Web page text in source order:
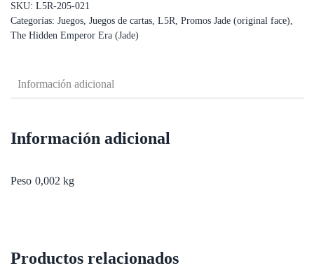
Otosan
Uchi
back)
SKU: L5R-205-021
Categorías: Juegos, Juegos de cartas, L5R, Promos Jade (original face),
The Hidden Emperor Era (Jade)
Información adicional
Información adicional
Peso 0,002 kg
Productos relacionados